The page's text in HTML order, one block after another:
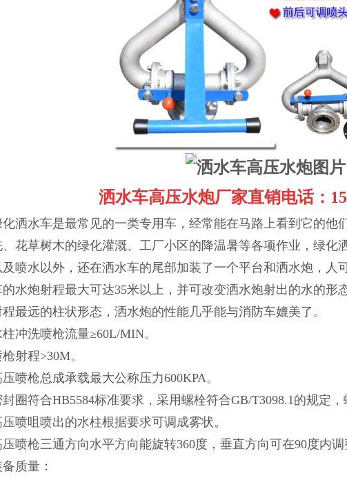
洒水车高压水炮厂家直销电话：
化洒水车是最常见的一类专用车，经常能在马路上看到它的他
、花草树木的绿化灌溉、工厂小区的降温暑等各项作业，绿化
及喷水以外，还在洒水车的尾部加装了一个平台和洒水炮，人
的水炮射程最大可达35米以上，并可改变洒水炮射出的水的形
程最远的柱状形态，洒水炮的性能几乎能与消防车媲美了。
柱冲洗喷枪流量≥60L/MIN。
射程>30M。
压喷枪总成承载最大公称压力600KPA。
封圈符合HB5584标准要求，采用螺栓符合GB/T3098.1的规定，
压喷咀喷出的水柱根据要求可调成雾状。
压喷枪三通方向水平方向能旋转360度，垂直方向可在90度内调
质量：